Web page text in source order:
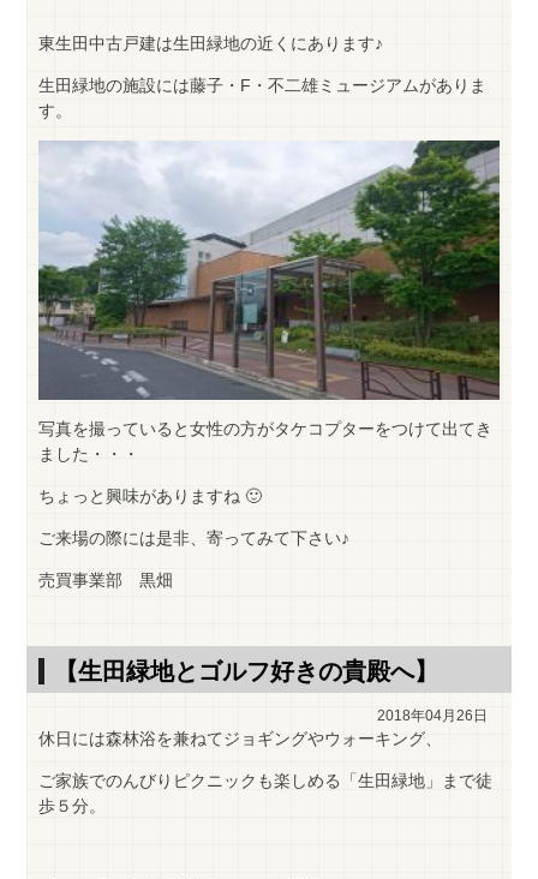
東生田中古戸建は生田緑地の近くにあります♪
生田緑地の施設には藤子・F・不二雄ミュージアムがありま
す。
写真を撮っていると女性の方がタケコプターをつけて出てき
ました・・・
ちょっと興味がありますね 🙂
ご来場の際には是非、寄ってみて下さい♪
売買事業部 黒畑
【生田緑地とゴルフ好きの貴殿へ】
2018年04月26日
休日には森林浴を兼ねてジョギングやウォーキング、
ご家族でのんびりピクニックも楽しめる「生田緑地」まで徒
歩５分。